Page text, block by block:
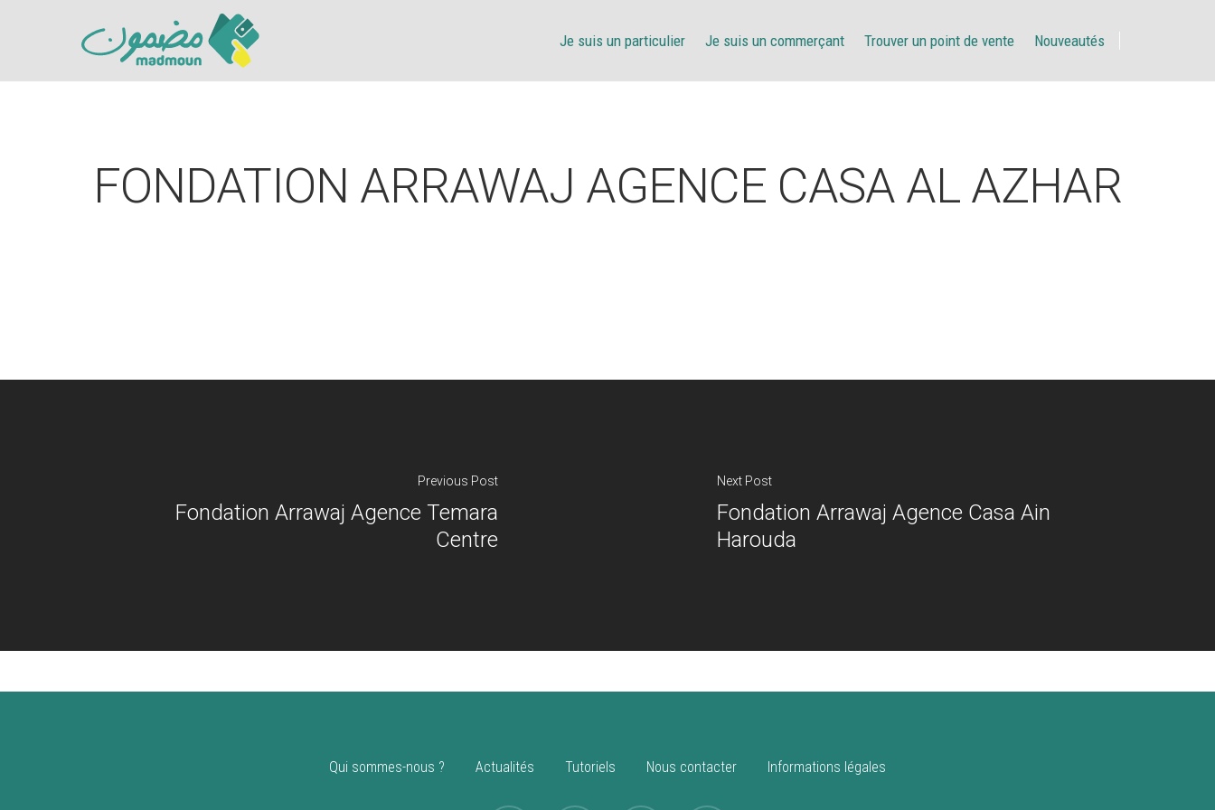
Hit enter to search or ESC to close
Je suis un particulier Je suis un commerçant Trouver un point de vente Nouveautés
FONDATION ARRAWAJ AGENCE CASA AL AZHAR
Previous Post
Fondation Arrawaj Agence Temara
Centre
Next Post
Fondation Arrawaj Agence Casa Ain
Harouda
Qui sommes-nous ? Actualités Tutoriels Nous contacter Informations légales